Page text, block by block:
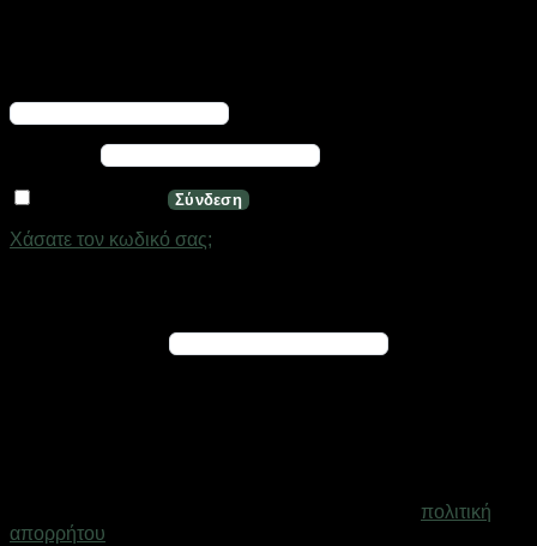
Απαιτείται
Σύνδεση
Χάσατε τον κωδικό σας;
Απαιτείται
πολιτική
απορρήτου